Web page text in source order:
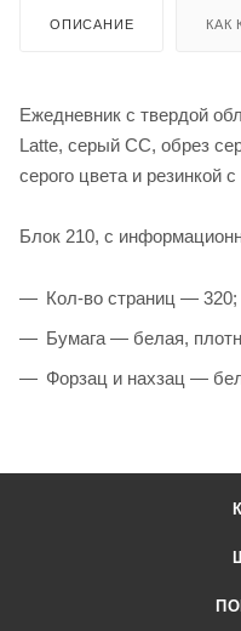
ОПИСАНИЕ КАК
Ежедневник с твердой
Latte, серый СС, обрез
серого цвета и резинкой
Блок 210, с
Кол-во страниц — 320;
Бумага — белая,
Форзац и нахзац —